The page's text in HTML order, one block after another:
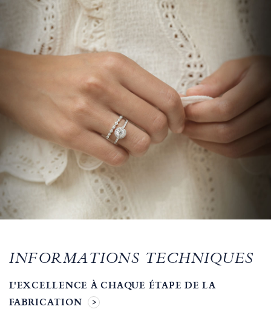
INFORMATIONS TECHNIQUES
L'EXCELLENCE À CHAQUE ÉTAPE DE LA
FABRICATION